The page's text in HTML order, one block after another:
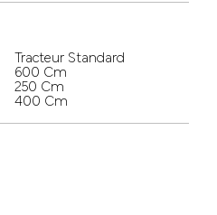
Tracteur Standard
600 Cm
250 Cm
400 Cm